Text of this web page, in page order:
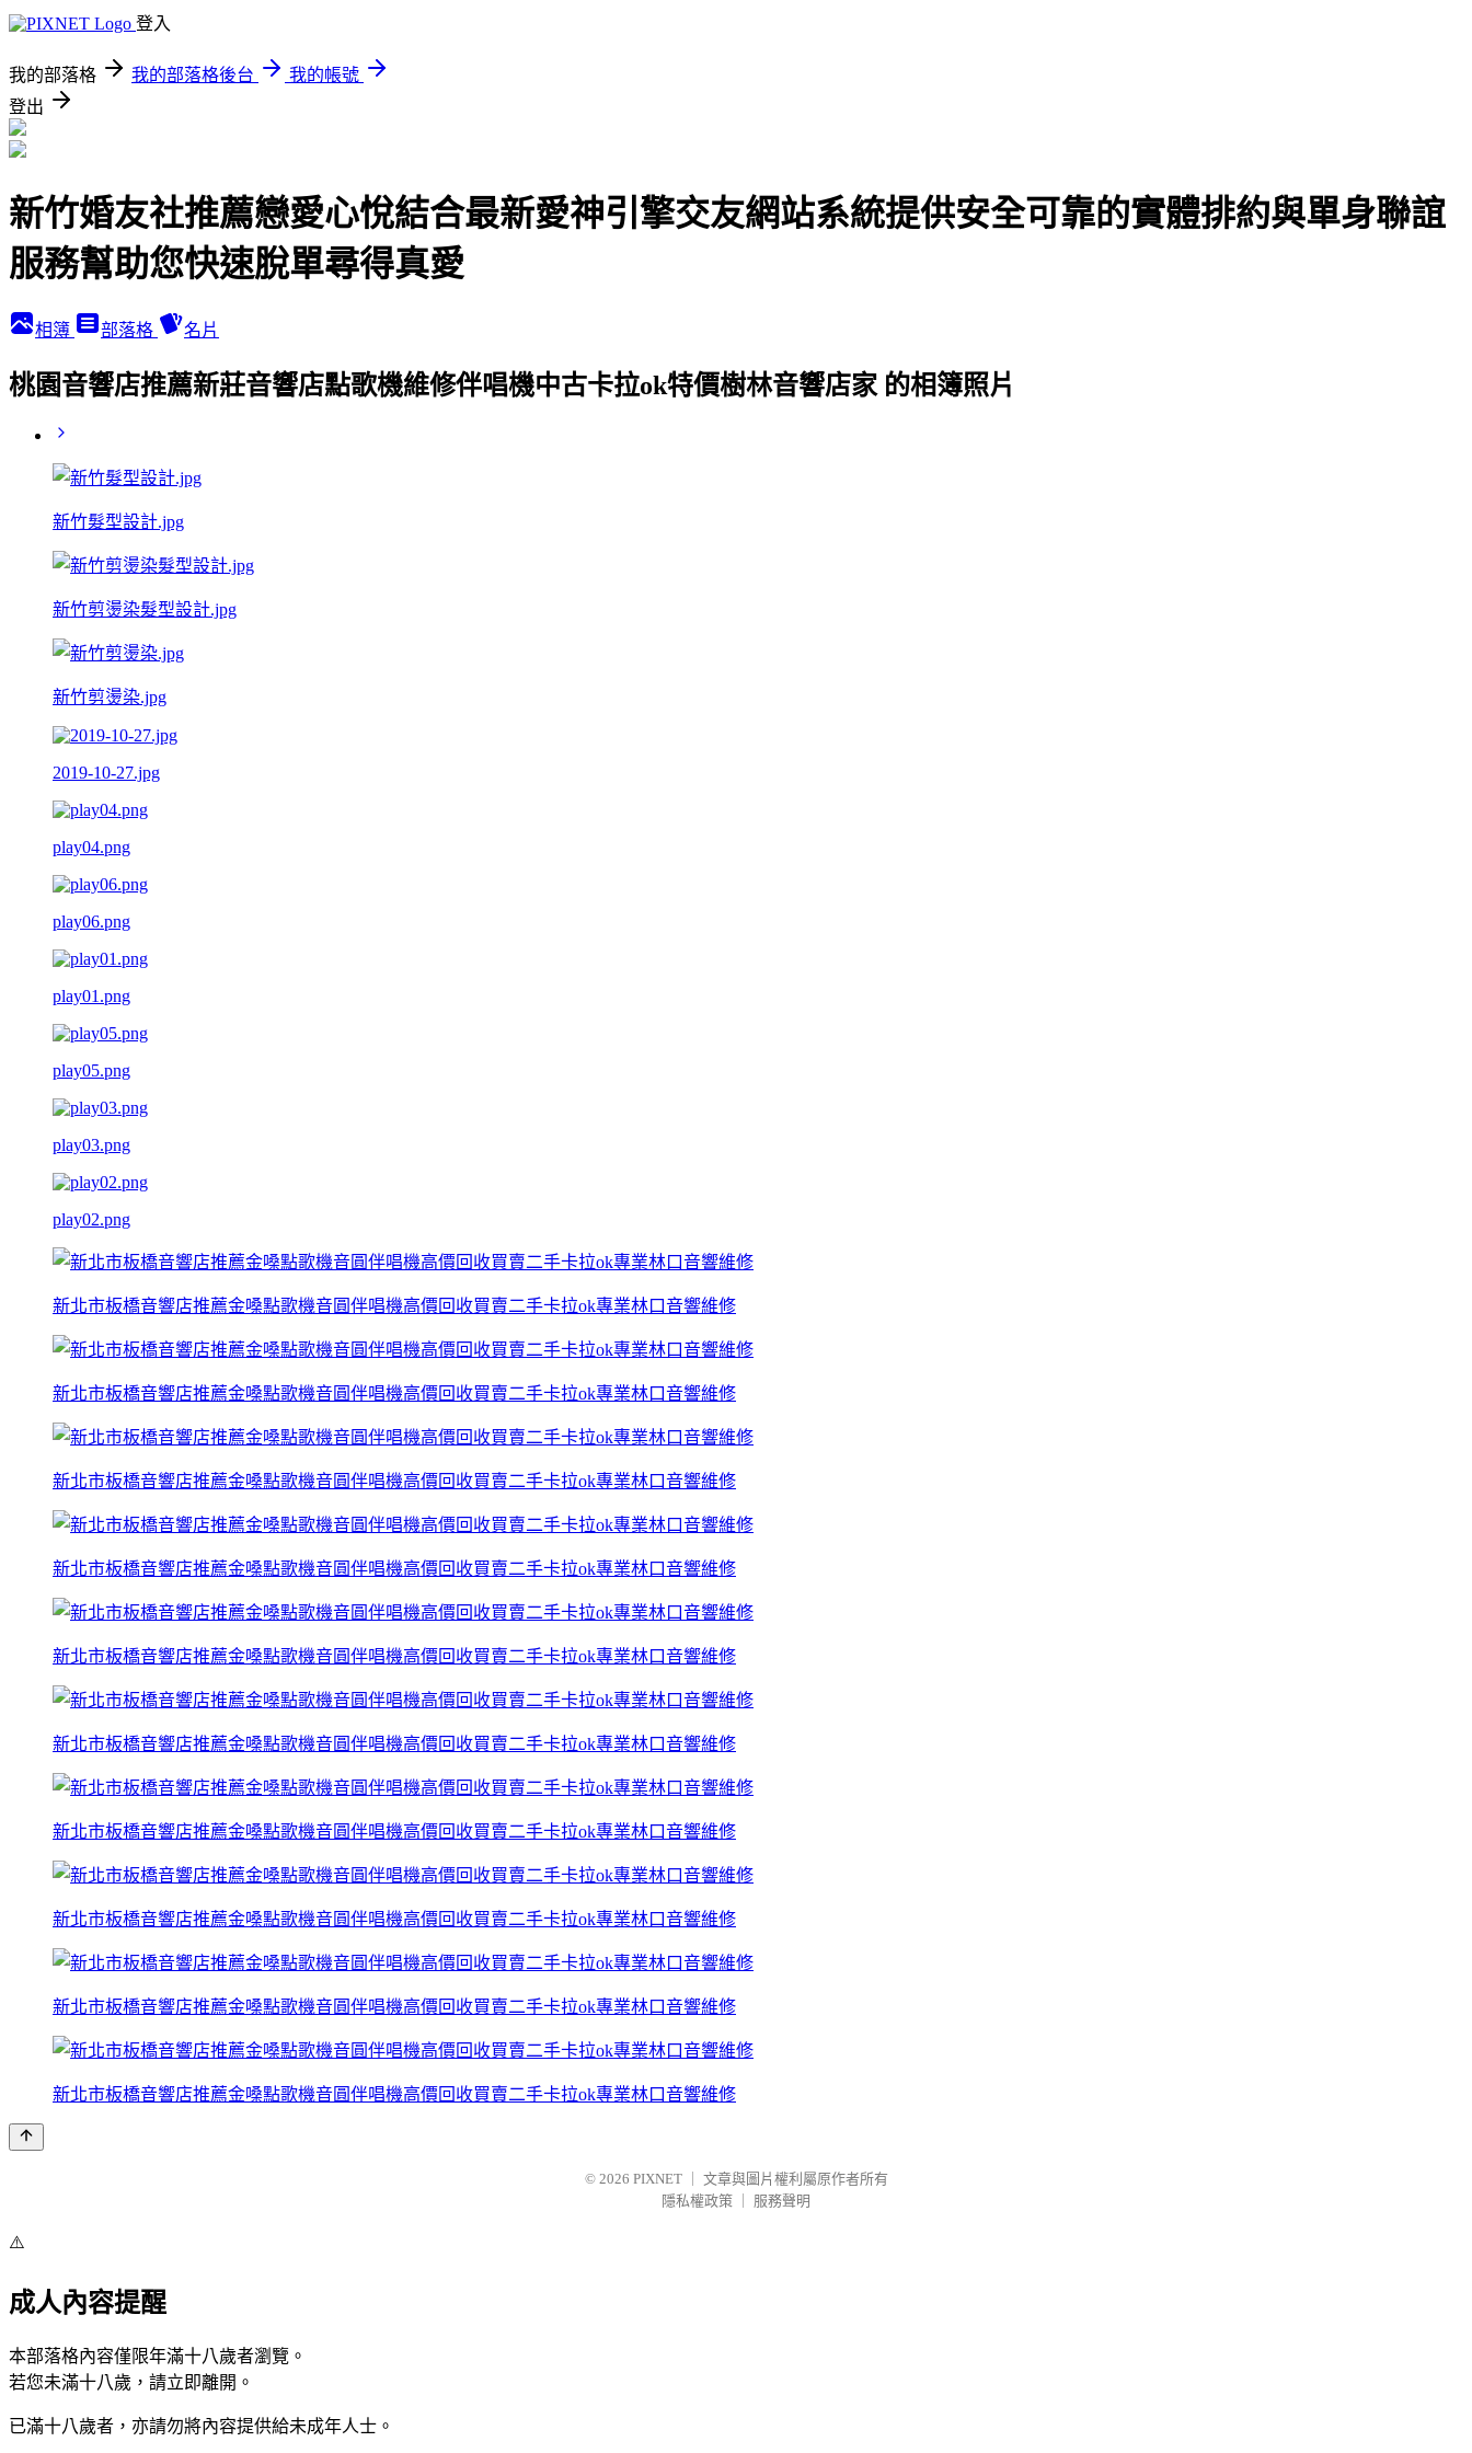
登入
我的部落格 我的部落格後台
我的帳號
登出
新竹婚友社推薦戀愛心悅結合最新愛神引擎交友網站系統提供安全可靠的實體排約與單身聯誼
服務幫助您快速脫單尋得真愛
相簿 部落格 名片
桃園音響店推薦新莊音響店點歌機維修伴唱機中古卡拉ok特價樹林音響店家 的相簿照片
新竹髮型設計.jpg
新竹剪燙染髮型設計.jpg
新竹剪燙染.jpg
2019-10-27.jpg
play04.png
play06.png
play01.png
play05.png
play03.png
play02.png
新北市板橋音響店推薦金嗓點歌機音圓伴唱機高價回收買賣二手卡拉ok專業林口音響維修
新北市板橋音響店推薦金嗓點歌機音圓伴唱機高價回收買賣二手卡拉ok專業林口音響維修
新北市板橋音響店推薦金嗓點歌機音圓伴唱機高價回收買賣二手卡拉ok專業林口音響維修
新北市板橋音響店推薦金嗓點歌機音圓伴唱機高價回收買賣二手卡拉ok專業林口音響維修
新北市板橋音響店推薦金嗓點歌機音圓伴唱機高價回收買賣二手卡拉ok專業林口音響維修
新北市板橋音響店推薦金嗓點歌機音圓伴唱機高價回收買賣二手卡拉ok專業林口音響維修
新北市板橋音響店推薦金嗓點歌機音圓伴唱機高價回收買賣二手卡拉ok專業林口音響維修
新北市板橋音響店推薦金嗓點歌機音圓伴唱機高價回收買賣二手卡拉ok專業林口音響維修
新北市板橋音響店推薦金嗓點歌機音圓伴唱機高價回收買賣二手卡拉ok專業林口音響維修
新北市板橋音響店推薦金嗓點歌機音圓伴唱機高價回收買賣二手卡拉ok專業林口音響維修
© 2026 PIXNET
文章與圖片權利屬原作者所有
隱私權政策
服務聲明
⚠️
成人內容提醒
本部落格內容僅限年滿十八歲者瀏覽。
若您未滿十八歲，請立即離開。
已滿十八歲者，亦請勿將內容提供給未成年人士。